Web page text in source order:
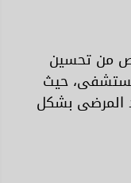
من تحسين
حيث
المرضى بشكل